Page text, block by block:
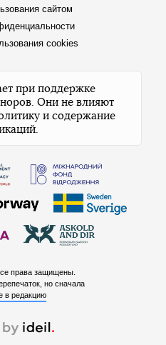
сайтом
cookies
при поддержке
Они не влияют
и содержание
права защищены.
но сначала
в редакцию